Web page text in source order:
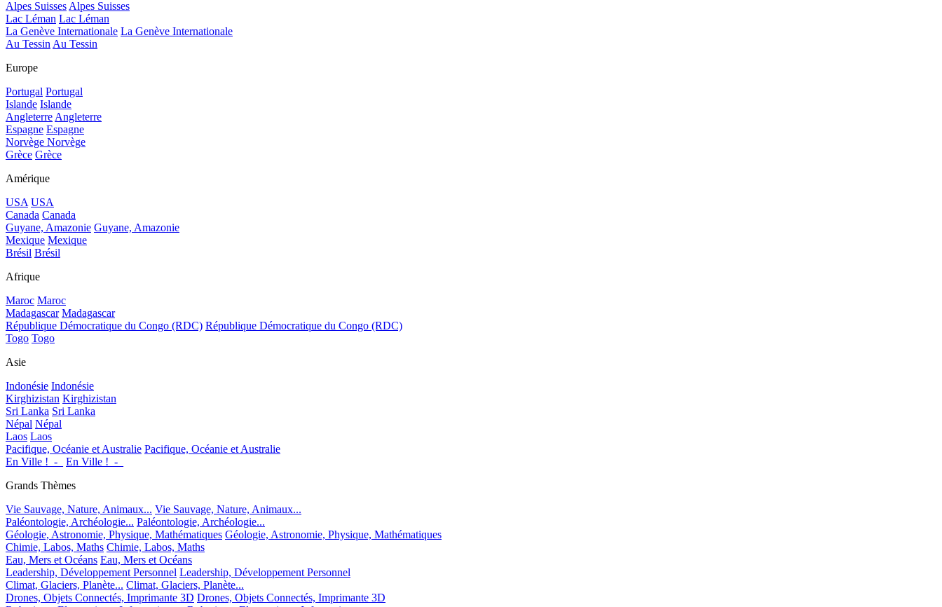
Alpes Suisses Alpes Suisses
Lac Léman Lac Léman
La Genève Internationale La Genève Internationale
Au Tessin Au Tessin
Europe
Portugal Portugal
Islande Islande
Angleterre Angleterre
Espagne Espagne
Norvège Norvège
Grèce Grèce
Amérique
USA USA
Canada Canada
Guyane, Amazonie Guyane, Amazonie
Mexique Mexique
Brésil Brésil
Afrique
Maroc Maroc
Madagascar Madagascar
République Démocratique du Congo (RDC) République Démocratique du Congo (RDC)
Togo Togo
Asie
Indonésie Indonésie
Kirghizistan Kirghizistan
Sri Lanka Sri Lanka
Népal Népal
Laos Laos
Pacifique, Océanie et Australie Pacifique, Océanie et Australie
En Ville !_-_
En Ville !_-_
Grands Thèmes
Vie Sauvage, Nature, Animaux... Vie Sauvage, Nature, Animaux...
Paléontologie, Archéologie... Paléontologie, Archéologie...
Géologie, Astronomie, Physique, Mathématiques Géologie, Astronomie, Physique, Mathématiques
Chimie, Labos, Maths Chimie, Labos, Maths
Eau, Mers et Océans Eau, Mers et Océans
Leadership, Développement Personnel Leadership, Développement Personnel
Climat, Glaciers, Planète... Climat, Glaciers, Planète...
Drones, Objets Connectés, Imprimante 3D Drones, Objets Connectés, Imprimante 3D